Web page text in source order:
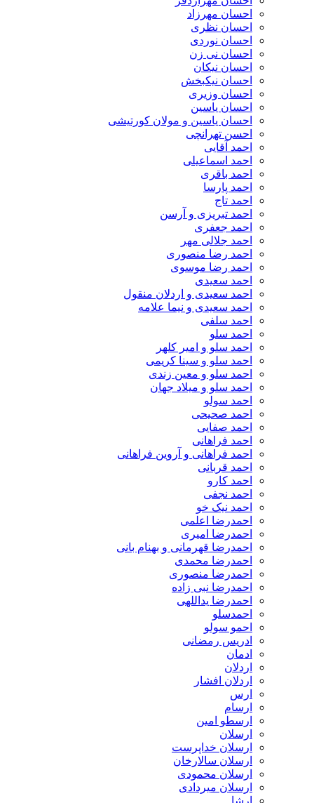
احسان مهرزاد
احسان نظری
احسان نوردی
احسان نی زن
احسان نیکان
احسان نیکبخش
احسان وزیری
احسان یاسین
احسان یاسین و مولان کورتیشی
احسن تهرانچی
احمد آقایی
احمد اسماعیلی
احمد باقری
احمد پارسا
احمد تاج
احمد تبریزی و آرسن
احمد جعفری
احمد جلالی مهر
احمد رضا منصوری
احمد رضا موسوی
احمد سعیدی
احمد سعیدی و اردلان منقول
احمد سعیدی و نیما علامه
احمد سلفی
احمد سلو
احمد سلو و امیر کلهر
احمد سلو و سینا کریمی
احمد سلو و معین زندی
احمد سلو و میلاد جهان
احمد سولو
احمد صحیحی
احمد صفایی
احمد فراهانی
احمد فراهانی و آروین فراهانی
احمد قربانی
احمد کارو
احمد نجفی
احمد نیک خو
احمدرضا اعلمی
احمدرضا امیری
احمدرضا قهرمانی و بهنام بانی
احمدرضا محمدی
احمدرضا منصوری
احمدرضا نبی زاده
احمدرضا یداللهی
احمدسلو
احمو سولو
ادریس رمضانی
ادمان
اردلان
اردلان افشار
ارس
ارسام
ارسطو امین
ارسلان
ارسلان خداپرست
ارسلان سالارخان
ارسلان محمودی
ارسلان میردادی